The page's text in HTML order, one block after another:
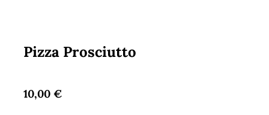
Pizza Prosciutto
10,00 €